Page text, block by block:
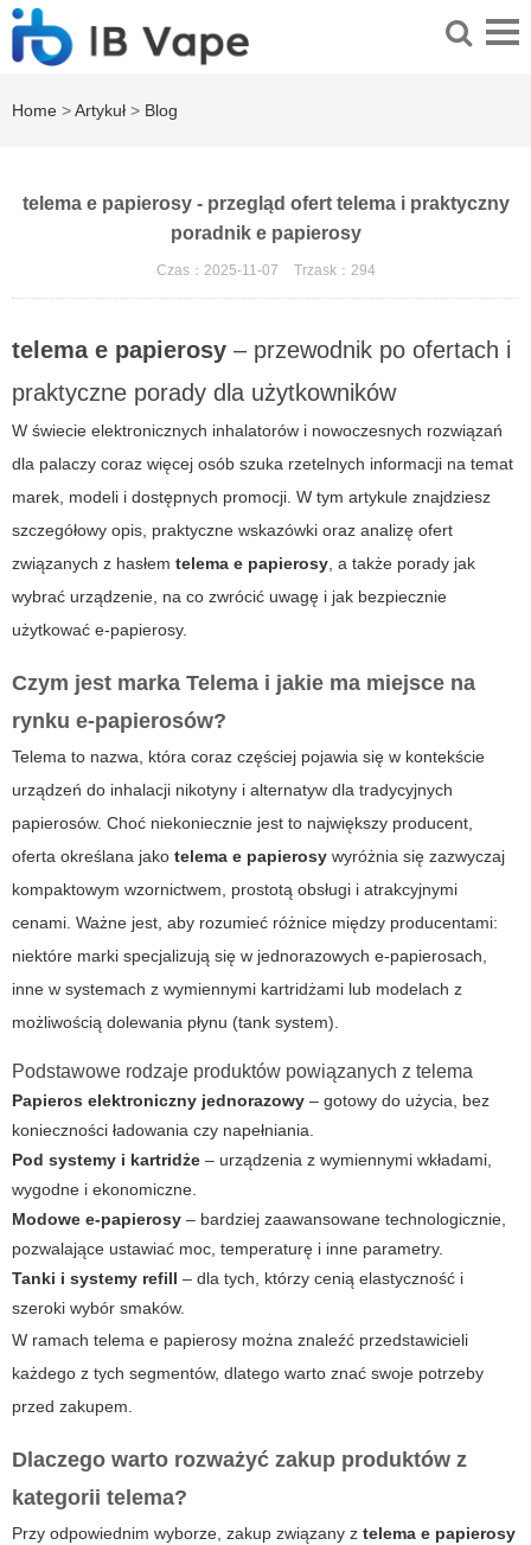
Home >Artykuł > Blog
telema e papierosy - przegląd ofert telema i praktyczny
poradnik e papierosy
Czas：2025-11-07 Trzask： 294
telema e papierosy – przewodnik po ofertach i
praktyczne porady dla użytkowników
W świecie elektronicznych inhalatorów i nowoczesnych rozwiązań
dla palaczy coraz więcej osób szuka rzetelnych informacji na temat
marek, modeli i dostępnych promocji. W tym artykule znajdziesz
szczegółowy opis, praktyczne wskazówki oraz analizę ofert
związanych z hasłem telema e papierosy, a także porady jak
wybrać urządzenie, na co zwrócić uwagę i jak bezpiecznie
użytkować e‑papierosy.
Czym jest marka Telema i jakie ma miejsce na
rynku e‑papierosów?
Telema to nazwa, która coraz częściej pojawia się w kontekście
urządzeń do inhalacji nikotyny i alternatyw dla tradycyjnych
papierosów. Choć niekoniecznie jest to największy producent,
oferta określana jako telema e papierosy wyróżnia się zazwyczaj
kompaktowym wzornictwem, prostotą obsługi i atrakcyjnymi
cenami. Ważne jest, aby rozumieć różnice między producentami:
niektóre marki specjalizują się w jednorazowych e‑papierosach,
inne w systemach z wymiennymi kartridżami lub modelach z
możliwością dolewania płynu (tank system).
Podstawowe rodzaje produktów powiązanych z telema
Papieros elektroniczny jednorazowy – gotowy do użycia, bez
konieczności ładowania czy napełniania.
Pod systemy i kartridże – urządzenia z wymiennymi wkładami,
wygodne i ekonomiczne.
Modowe e‑papierosy – bardziej zaawansowane technologicznie,
pozwalające ustawiać moc, temperaturę i inne parametry.
Tanki i systemy refill – dla tych, którzy cenią elastyczność i
szeroki wybór smaków.
W ramach telema e papierosy można znaleźć przedstawicieli
każdego z tych segmentów, dlatego warto znać swoje potrzeby
przed zakupem.
Dlaczego warto rozważyć zakup produktów z
kategorii telema?
Przy odpowiednim wyborze, zakup związany z telema e papierosy